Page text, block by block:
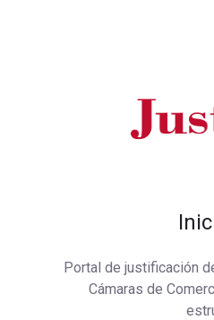
Portal de justificación
Cámaras de